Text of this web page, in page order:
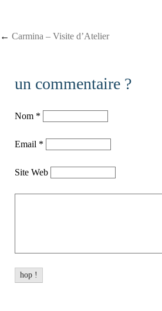
Post navigation
← Carmina – Visite d’Atelier
un commentaire ?
Nom *
Email *
Site Web